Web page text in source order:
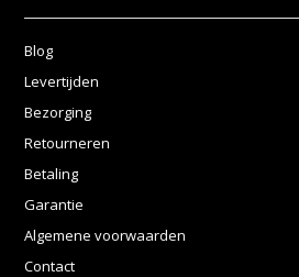
Blog
Levertijden
Bezorging
Retourneren
Betaling
Garantie
Algemene voorwaarden
Contact